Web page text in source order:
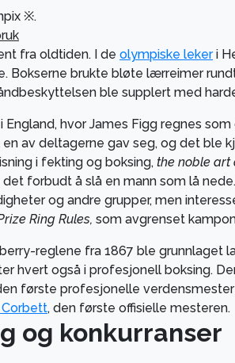
※.
fra oldtiden. I de olympiske lekeri
Bokserne brukte bløte lærreimer
ble supplert med
hvor James Figg regnes
av deltagerne gav seg, og det ble
i fekting og boksing, the noble art
forbudt å slå en mann som lå
og andre grupper, men
Ring Rules, som avgrenset
reglene fra 1867 ble
hvert også i profesjonell boksing.
første profesjonelle
, den første offisielle mesteren.
og konkurranser